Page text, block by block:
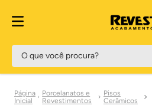
O que você procura?
Porcelanatos e
Revestimentos
Pisos
Cerâmicos